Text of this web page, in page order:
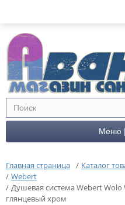
Меню |
Главная страница / Каталог
/ Webert
/ Душевая система Webert
глянцевый хром